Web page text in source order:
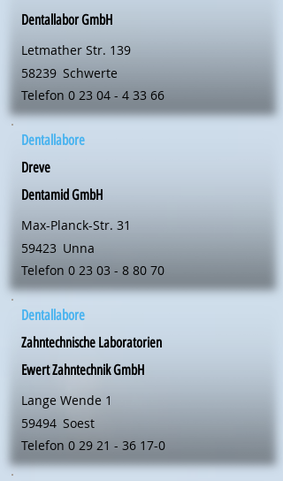
Dentallabor GmbH
Letmather Str. 139
58239 Schwerte
Telefon 0 23 04 - 4 33 66
Dentallabore
Dreve
Dentamid GmbH
Max-Planck-Str. 31
59423 Unna
Telefon 0 23 03 - 8 80 70
Dentallabore
Zahntechnische Laboratorien
Ewert Zahntechnik GmbH
Lange Wende 1
59494 Soest
Telefon 0 29 21 - 36 17-0